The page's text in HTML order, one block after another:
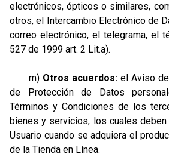
electrónicos, ópticos o similares,
otros, el Intercambio Electrónico de
correo electrónico, el telegrama, el
527 de 1999 art. 2 Lit.a).
m) Otros acuerdos: el Aviso
de Protección de Datos
Términos y Condiciones de los
bienes y servicios, los cuales
Usuario cuando se adquiera el
de la Tienda en Línea.